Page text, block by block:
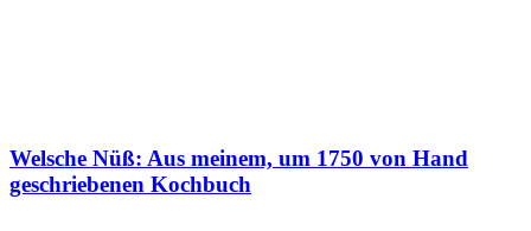
Welsche Nüß: Aus meinem, um 1750 von Hand
geschriebenen Kochbuch